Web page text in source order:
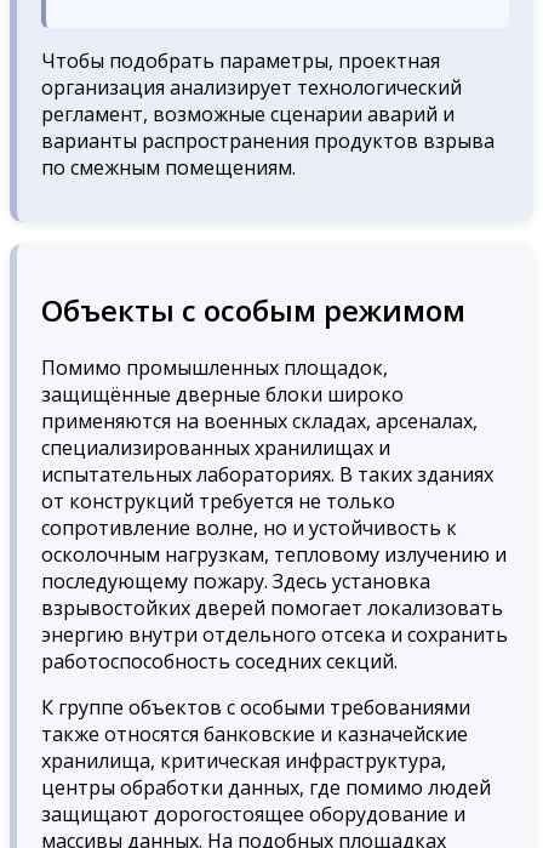
Чтобы подобрать параметры, проектная
организация анализирует технологический
регламент, возможные сценарии аварий и
варианты распространения продуктов взрыва
по смежным помещениям.
Объекты с особым режимом
Помимо промышленных площадок,
защищённые дверные блоки широко
применяются на военных складах, арсеналах,
специализированных хранилищах и
испытательных лабораториях. В таких зданиях
от конструкций требуется не только
сопротивление волне, но и устойчивость к
осколочным нагрузкам, тепловому излучению и
последующему пожару. Здесь установка
взрывостойких дверей помогает локализовать
энергию внутри отдельного отсека и сохранить
работоспособность соседних секций.
К группе объектов с особыми требованиями
также относятся банковские и казначейские
хранилища, критическая инфраструктура,
центры обработки данных, где помимо людей
защищают дорогостоящее оборудование и
массивы данных. На подобных площадках